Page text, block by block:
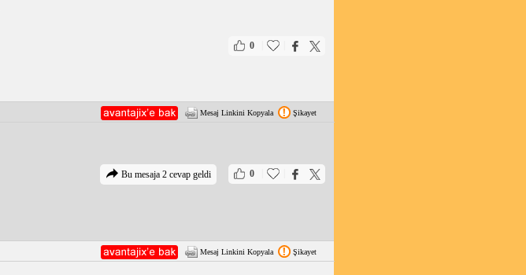
0
Mesaj Linkini Kopyala Şikayet
0
Bu mesaja 2 cevap geldi
Mesaj Linkini Kopyala Şikayet